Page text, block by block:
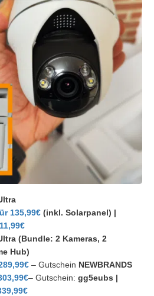
135,99€ (inkl. Solarpanel) |
(Bundle: 2 Kameras, 2
Hub)
– Gutschein NEWBRANDS
– Gutschein: gg5eubs |